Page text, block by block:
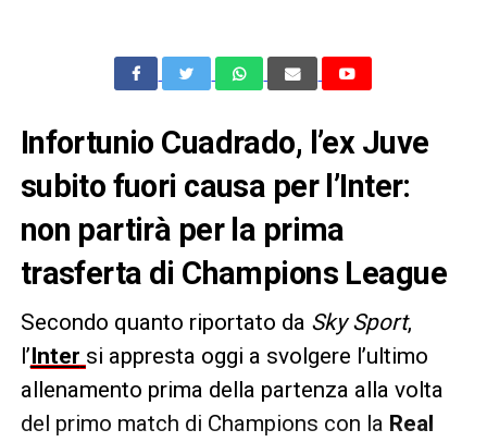
Infortunio Cuadrado, l’ex Juve
subito fuori causa per l’Inter:
non partirà per la prima
trasferta di Champions League
Secondo quanto riportato da Sky Sport,
l’Inter si appresta oggi a svolgere l’ultimo
allenamento prima della partenza alla volta
del primo match di Champions con la Real